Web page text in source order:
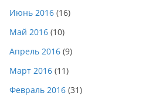
Июнь 2016 (16)
Май 2016 (10)
Апрель 2016 (9)
Март 2016 (11)
Февраль 2016 (31)